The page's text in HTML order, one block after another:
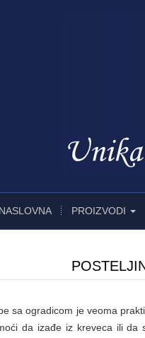
NASLOVNA PROIZVODI
sa ogradicom je veoma
da izađe iz kreveca ili da